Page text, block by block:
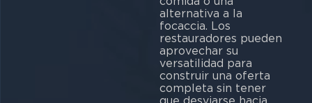
alternativa a la
focaccia. Los
restauradores pueden
aprovechar su
versatilidad para
construir una oferta
completa sin tener